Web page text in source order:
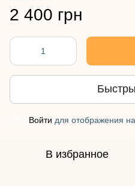
2 400 грн
Войти для отображения
В избранное